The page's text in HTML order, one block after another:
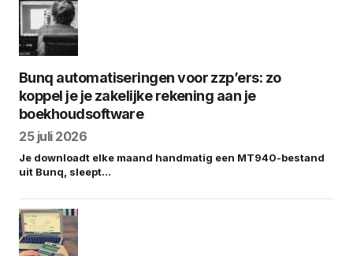
Bunq automatiseringen voor zzp’ers: zo
koppel je je zakelijke rekening aan je
boekhoudsoftware
25 juli 2026
Je downloadt elke maand handmatig een MT940-bestand
uit Bunq, sleept…